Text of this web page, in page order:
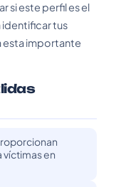
si este perfil es el
tus
esta importante
en